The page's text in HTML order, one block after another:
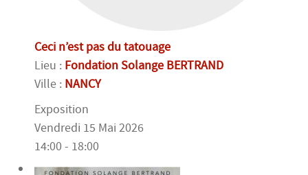
Ceci n’est pas du tatouage
Lieu : Fondation Solange BERTRAND
Ville : NANCY
Exposition
Vendredi 15 Mai 2026
14:00 - 18:00